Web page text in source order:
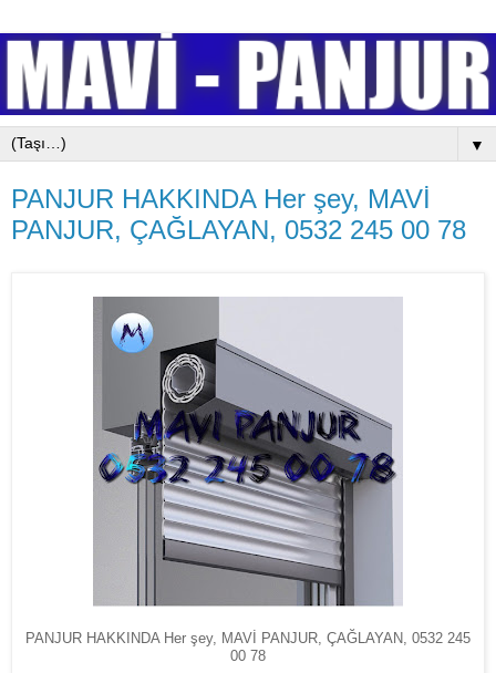
▼
PANJUR HAKKINDA Her şey, MAVİ
PANJUR, ÇAĞLAYAN, 0532 245 00 78
PANJUR HAKKINDA Her şey, MAVİ PANJUR, ÇAĞLAYAN, 0532 245
00 78